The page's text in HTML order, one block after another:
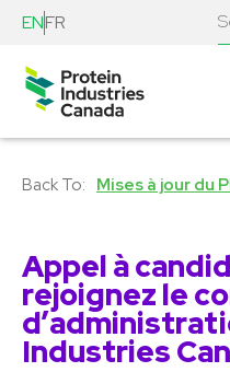
ENFR
Mises à jour du
Appel à
rejoignez le
Industries